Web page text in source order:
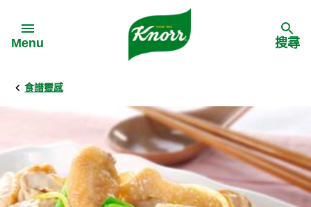
Menu
Back
料理食材
Back
家樂牌純鮮雞粉
Back
背景
搜尋
食譜靈感